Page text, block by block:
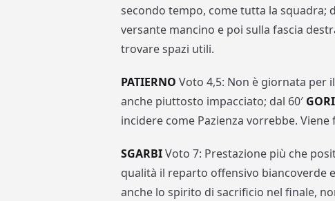
secondo tempo, come tutta la squadra;
versante mancino e poi sulla fascia
trovare spazi utili.
PATIERNO Voto 4,5: Non è giornata
anche piuttosto impacciato; dal 60′ GORI
incidere come Pazienza vorrebbe.
SGARBIVoto 7: Prestazione più che
qualità il reparto offensivo biancoverde
anche lo spirito di sacrificio nel finale,